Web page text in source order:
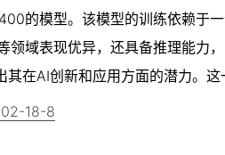
的模型。该模型的训练依赖于
域表现优异，还具备推理能力
在AI创新和应用方面的潜力。这
18-8